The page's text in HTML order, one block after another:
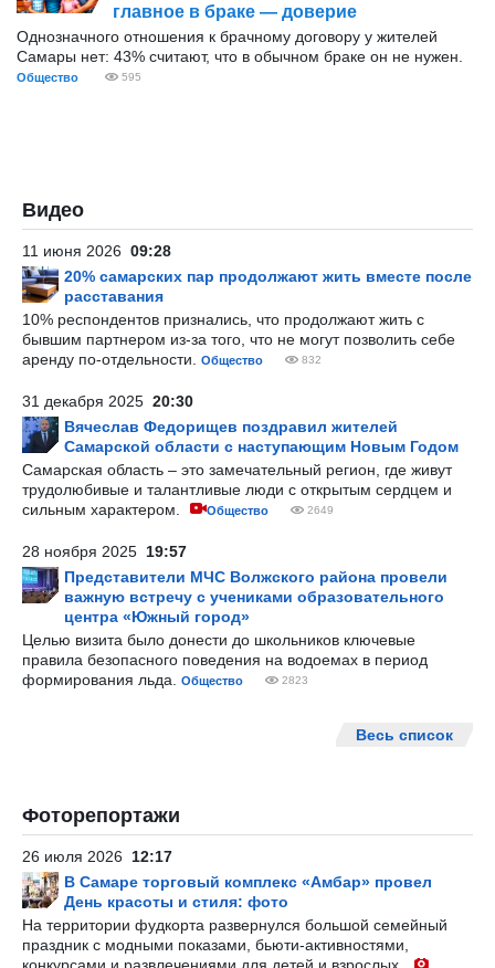
главное в браке — доверие
Однозначного отношения к брачному договору у жителей
Самары нет: 43% считают, что в обычном браке он не нужен.
Общество 595
Видео
11 июня 2026 09:28
20% самарских пар продолжают жить вместе после
расставания
10% респондентов признались, что продолжают жить с
бывшим партнером из-за того, что не могут позволить себе
аренду по-отдельности.
Общество 832
31 декабря 2025 20:30
Вячеслав Федорищев поздравил жителей
Самарской области с наступающим Новым Годом
Самарская область – это замечательный регион, где живут
трудолюбивые и талантливые люди с открытым сердцем и
сильным характером.
Общество 2649
28 ноября 2025 19:57
Представители МЧС Волжского района провели
важную встречу с учениками образовательного
центра «Южный город»
Целью визита было донести до школьников ключевые
правила безопасного поведения на водоемах в период
формирования льда.
Общество 2823
Весь список
Фоторепортажи
26 июля 2026 12:17
В Самаре торговый комплекс «Амбар» провел
День красоты и стиля: фото
На территории фудкорта развернулся большой семейный
праздник с модными показами, бьюти-активностями,